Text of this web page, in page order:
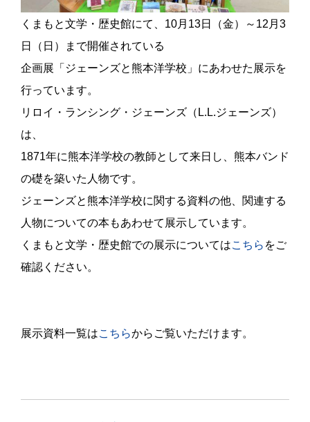
くまもと文学・歴史館にて、10月13日（金）～12月3
日（日）まで開催されている
企画展「ジェーンズと熊本洋学校」にあわせた展示を
行っています。
リロイ・ランシング・ジェーンズ（L.L.ジェーンズ）
は、
1871年に熊本洋学校の教師として来日し、熊本バンド
の礎を築いた人物です。
ジェーンズと熊本洋学校に関する資料の他、関連する
人物についての本もあわせて展示しています。
くまもと文学・歴史館での展示についてはこちら をご
確認ください。
展示資料一覧はこちらからご覧いただけます。